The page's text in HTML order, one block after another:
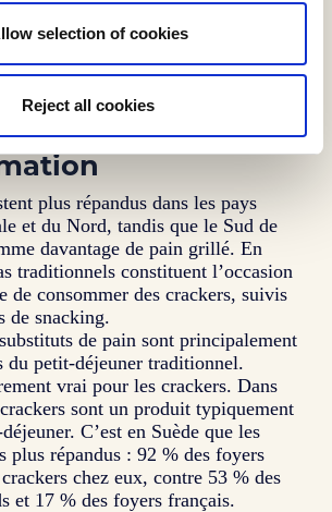
selection of cookies
Reject all cookies
de
plus répandus dans les pays
et du Nord, tandis que le Sud de
davantage de pain grillé. En
traditionnels constituent l’occasion
de consommer des crackers, suivis
de snacking.
de pain sont principalement
du petit-déjeuner traditionnel.
vrai pour les crackers. Dans
sont un produit typiquement
C’est en Suède que les
plus répandus : 92 % des foyers
chez eux, contre 53 % des
et 17 % des foyers français.